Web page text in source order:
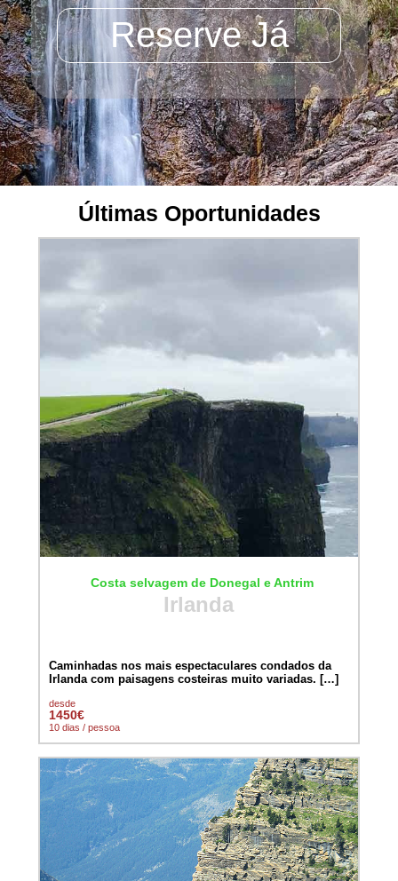
Reserve Já
Últimas Oportunidades
Costa selvagem de Donegal e Antrim
Irlanda
Caminhadas nos mais espectaculares condados da
Irlanda com paisagens costeiras muito variadas. […]
desde
1450€
10 dias / pessoa